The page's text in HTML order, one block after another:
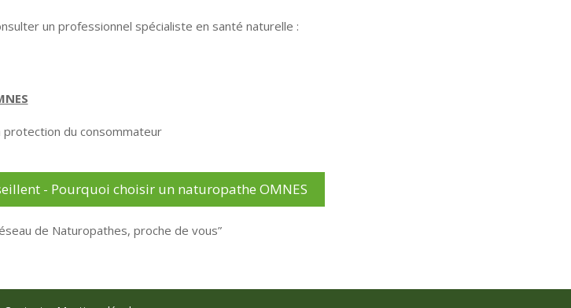
un professionnel spécialiste en santé naturelle :
du consommateur
- Pourquoi choisir un naturopathe OMNES
de Naturopathes, proche de vous”